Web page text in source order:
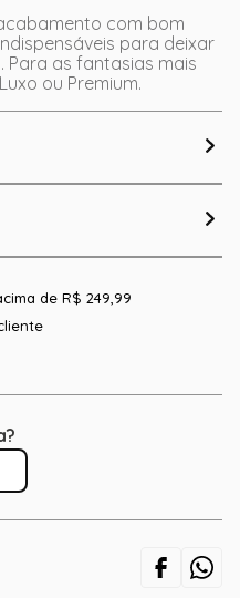
com bom
para deixar
Para as fantasias mais
ou Premium.
de R$ 249,99